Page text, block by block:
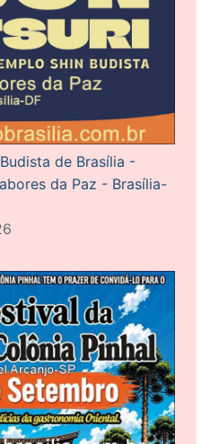
de Brasília -
da Paz - Brasília-